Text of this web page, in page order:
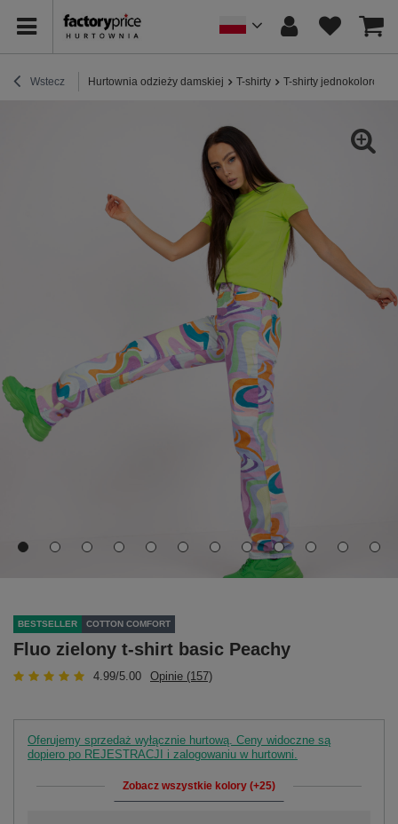
Wstecz Hurtownia odzieży damskiej T-shirty T-shirty jednokolorowe
BESTSELLER COTTON COMFORT
Fluo zielony t-shirt basic Peachy
4.99/5.00 Opinie (157)
Oferujemy sprzedaż wyłącznie hurtową. Ceny widoczne są
dopiero po REJESTRACJI i zalogowaniu w hurtowni.
Zobacz wszystkie kolory (+25)